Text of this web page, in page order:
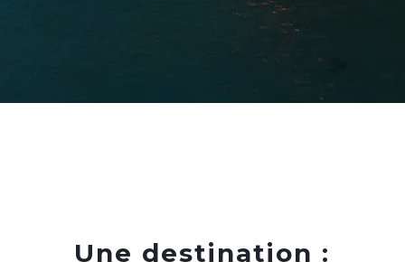
Une destination :